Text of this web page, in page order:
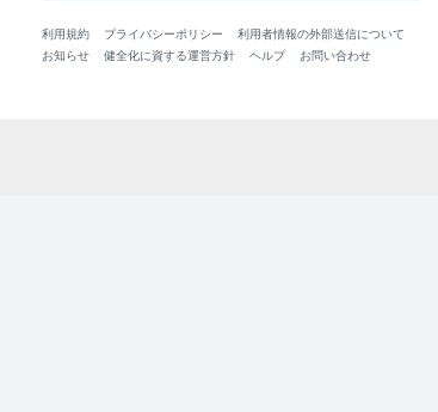
利用規約 プライバシーポリシー
利用者情報の外部送信について
お知らせ
健全化に資する運営方針 ヘルプ お問い合わせ